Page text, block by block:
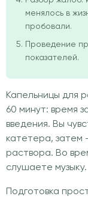
менялось в
пробовали.
Проведение
показателей.
Капельницы для
60 минут: время
введения. Вы
катетера, затем
раствора. Во
слушаете музыку.
Подготовка